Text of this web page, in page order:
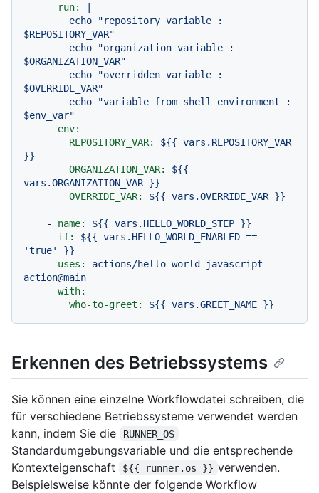
run:
|
$REPOSITORY_VAR"
$ORGANIZATION_VAR"
$OVERRIDE_VAR"
env:
REPOSITORY_VAR:
${{ vars.REPOSITORY_VAR
}}
ORGANIZATION_VAR:
${{
vars.ORGANIZATION_VAR }}
OVERRIDE_VAR:
${{ vars.OVERRIDE_VAR }}
- name: ${{ vars.HELLO_WORLD_STEP }}
if:
${{ vars.HELLO_WORLD_ENABLED ==
'true'
}}
uses:
actions/hello-world-javascript-
action@main
with:
who-to-greet:
${{ vars.GREET_NAME }}
Erkennen des Betriebssystems
Sie können eine einzelne Workflowdatei schreiben, die
für verschiedene Betriebssysteme verwendet werden
kann, indem Sie die
RUNNER_OS
Standardumgebungsvariable und die entsprechende
Kontexteigenschaft
${{ runner.os }} verwenden.
Beispielsweise könnte der folgende Workflow